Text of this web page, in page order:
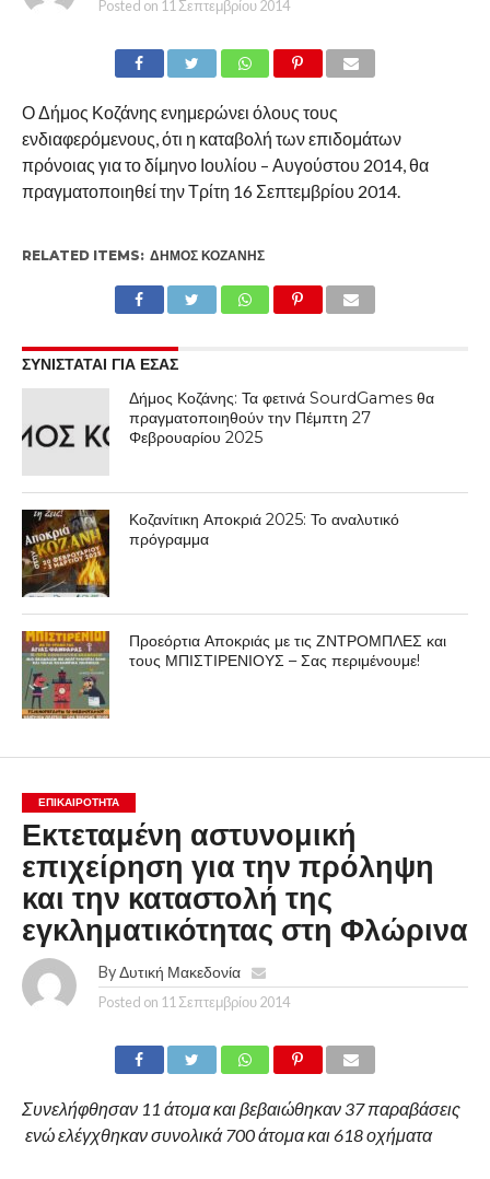
Posted on 11 Σεπτεμβρίου 2014
Ο Δήμος Κοζάνης ενημερώνει όλους τους
ενδιαφερόμενους, ότι η καταβολή των επιδομάτων
πρόνοιας για το δίμηνο Ιουλίου – Αυγούστου 2014, θα
πραγματοποιηθεί την Τρίτη 16 Σεπτεμβρίου 2014.
RELATED ITEMS: ΔΉΜΟΣ ΚΟΖΆΝΗΣ
ΣΥΝΙΣΤΑΤΑΙ ΓΙΑ ΕΣΑΣ
Δήμος Κοζάνης: Τα φετινά SourdGames θα
πραγματοποιηθούν την Πέμπτη 27
Φεβρουαρίου 2025
Κοζανίτικη Αποκριά 2025: Το αναλυτικό
πρόγραμμα
Προεόρτια Αποκριάς με τις ΖΝΤΡΟΜΠΛΕΣ και
τους ΜΠΙΣΤΙΡΕΝΙΟΥΣ – Σας περιμένουμε!
ΕΠΙΚΑΙΡΟΤΗΤΑ
Εκτεταμένη αστυνομική
επιχείρηση για την πρόληψη
και την καταστολή της
εγκληματικότητας στη Φλώρινα
By Δυτική Μακεδονία
Posted on 11 Σεπτεμβρίου 2014
Συνελήφθησαν 11 άτομα και βεβαιώθηκαν 37 παραβάσεις
ενώ ελέγχθηκαν συνολικά 700 άτομα και 618 οχήματα